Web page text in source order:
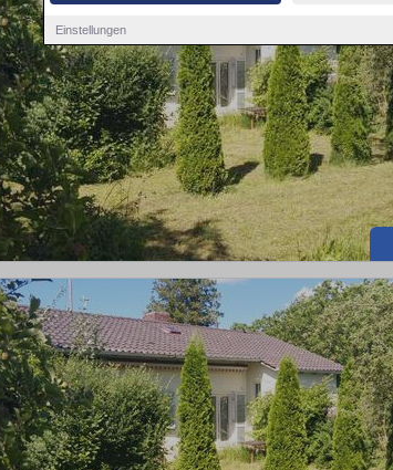
Einstellungen